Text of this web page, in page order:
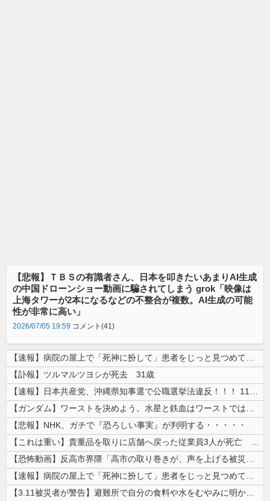
【悲報】ＴＢＳの有識者さん、日本を叩きたいあまりAI生成
の中国ドローンショー動画に騙されてしまう grok「映像は
上海タワーが2本になるなどの不整合が複数。AI生成の可能
性が非常に高い」
2026/07/05 19:59 コメント(41)
【速報】病院の屋上で「死神に扮して」患者をじっと見つめていた男性を逮捕
【訃報】ツルマルツヨシが死去 31歳
【速報】日本共産党、沖縄県知事選で公職選挙法違反！！！ 110番通報さ...
【ガンダム】ワーストを決めよう。水星と鉄血はワーストではない。ageか...
【悲報】NHK、ガチで『恐ろしい事実』が判明する・・・・・
【これは重い】貴重品を取りに店舗へ戻った従業員3人が死亡 オンワードが...
【恐怖動画】反高市界隈「高市の取り巻きが、声を上げる被災地のおばちゃん...
【速報】病院の屋上で「死神に扮して」患者をじっと見つめていた男性を逮捕
【3.11被災者が警告】避難所で自分の食料や水をむやみに明かしてはいけ...